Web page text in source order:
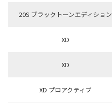
20S ブラックトーンエディション
XD
XD
XD プロアクティブ